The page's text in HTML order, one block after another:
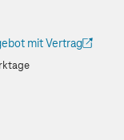
mit Vertrag
neuen Tab geöffnet)